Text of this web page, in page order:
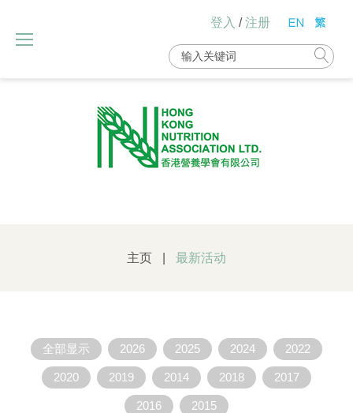
content
登入 /注册
Search
for:
主页 最新活动
最
新
活
全部显示 2026 2025 2024 2022
2020 2019 2014 2018 2017
2016 2015